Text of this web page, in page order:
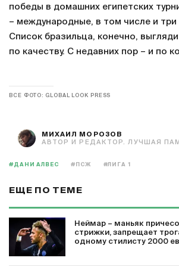
победы в домашних египетских
– международные, в том числе и три
Список бразильца, конечно,
по качеству. С недавних пор – и по
ВСЕ ФОТО: GLOBAL LOOK PRESS
МИХАИЛ МОРОЗОВ
АВТОР И РЕДАКТОР. ЛУЧШАЯ
#ДАНИ АЛВЕС #ПСЖ #ЛИГА 1
ЕЩЕ ПО ТЕМЕ
Неймар – маньяк
стрижки, запрещает
одному стилисту 2000